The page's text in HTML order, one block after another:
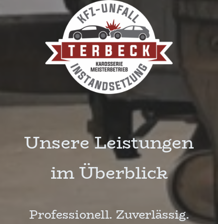
Unsere Leistungen
im Überblick
Professionell. Zuverlässig.